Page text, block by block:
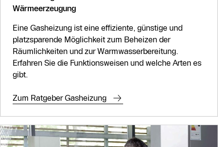
Wärmeerzeugung
Eine Gasheizung ist eine effiziente, günstige und
platzsparende Möglichkeit zum Beheizen der
Räumlichkeiten und zur Warmwasserbereitung.
Erfahren Sie die Funktionsweisen und welche Arten es
gibt.
Zum Ratgeber Gasheizung